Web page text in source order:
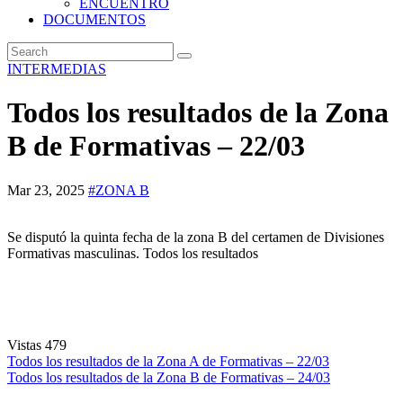
ENCUENTRO
DOCUMENTOS
INTERMEDIAS
Todos los resultados de la Zona
B de Formativas – 22/03
Mar 23, 2025 #ZONA B
Se disputó la quinta fecha de la zona B del certamen de Divisiones
Formativas masculinas. Todos los resultados
Vistas 479
Navegación
de
Todos los resultados de la Zona A de Formativas – 22/03
Todos los resultados de la Zona B de Formativas – 24/03